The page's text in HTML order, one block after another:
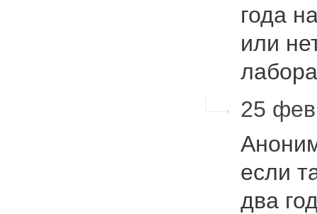
года
или
25
если
два